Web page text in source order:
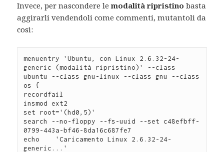
Invece, per nascondere le modalità ripristino basta
aggirarli vendendoli come commenti, mutantoli da
così:
menuentry 'Ubuntu, con Linux 2.6.32-24-
generic (modalità ripristino)' --class
ubuntu --class gnu-linux --class gnu --class
os {
recordfail
insmod ext2
set root='(hd0,5)'
search --no-floppy --fs-uuid --set c48efbff-
0799-443a-bf46-8da16c687fe7
echo    'Caricamento Linux 2.6.32-24-
generic...'